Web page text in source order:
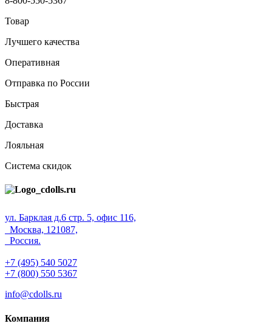
Товар
Лучшего качества
Оперативная
Отправка по России
Быстрая
Доставка
Лояльная
Система скидок
ул. Барклая д.6 стр. 5, офис 116,
Москва, 121087,
Россия.
+7 (495) 540 5027
+7 (800) 550 5367
info@cdolls.ru
Компания